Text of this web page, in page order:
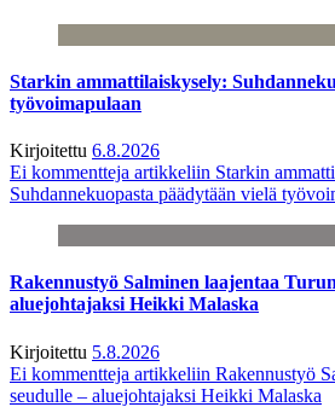
Starkin ammattilaiskysely:
työvoimapulaan
Kirjoitettu 6.8.2026
Ei kommentteja artikkeliin Starkin
Suhdannekuopasta päädytään vielä
Rakennustyö Salminen laajentaa
aluejohtajaksi Heikki Malaska
Kirjoitettu 5.8.2026
Ei kommentteja artikkeliin Rakennustyö
seudulle – aluejohtajaksi Heikki Malaska